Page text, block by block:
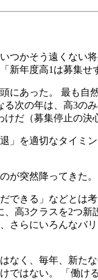
つかそう遠くない
新年度高1は募集せ
にあった。 最も自
る次の年は、高3の
けだ（募集停止の決
」を適切なタイミ
が突然降ってきた。
きる」などとは考
、高3クラスを2つ
さらにいろんなバ
なく、毎年、新た
ではない。 「働け